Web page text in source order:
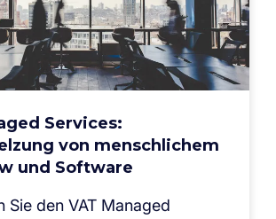
Services:
von menschlichem
und Software
Sie den VAT Managed